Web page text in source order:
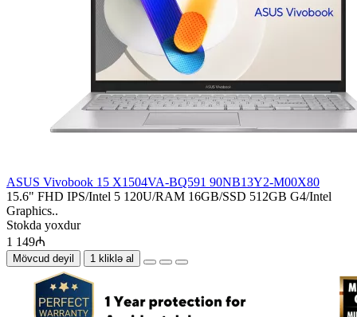
ASUS Vivobook 15 X1504VA-BQ591 90NB13Y2-M00X80
15.6" FHD IPS/Intel 5 120U/RAM 16GB/SSD 512GB G4/Intel
Graphics..
Stokda yoxdur
1 149₼
Mövcud deyil 1 kliklə al